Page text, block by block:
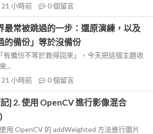
21 小時前 0個留言
最常被跳過的一步：還原演練，以及
的備份」等於沒備份
有備份不等於救得回來」，今天把這個主題收
...
21 小時前 0個留言
] 2. 使用 OpenCV 進行影像混合
用 OpenCV 的 addWeighted 方法進行圖片